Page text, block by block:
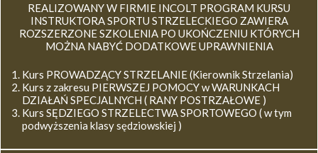
REALIZOWANY W FIRMIE INCOLT PROGRAM KURSU
INSTRUKTORA SPORTU STRZELECKIEGO ZAWIERA
ROZSZERZONE SZKOLENIA PO UKOŃCZENIU KTÓRYCH
MOŻNA NABYĆ DODATKOWE UPRAWNIENIA
Kurs PROWADZĄCY STRZELANIE (Kierownik Strzelania)
Kurs z zakresu PIERWSZEJ POMOCY w WARUNKACH
DZIAŁAŃ SPECJALNYCH ( RANY POSTRZAŁOWE )
Kurs SĘDZIEGO STRZELECTWA SPORTOWEGO ( w tym
podwyższenia klasy sędziowskiej )